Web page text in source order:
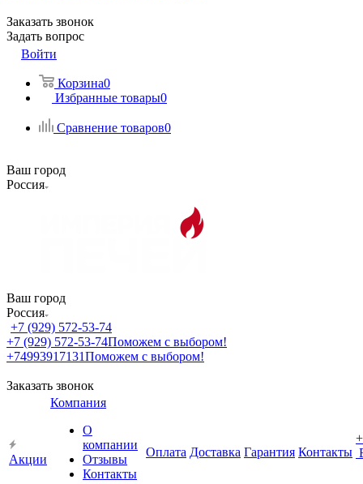
Заказать звонок
Задать вопрос
Войти
Корзина0
Избранные товары0
Сравнение товаров0
Ваш город
Россия
Ваш город
Россия
+7 (929) 572-53-74
+7 (929) 572-53-74Поможем с выбором!
+74993917131Поможем с выбором!
Заказать звонок
Акции
Компания
О
компании
Отзывы
Контакты
Оплата Доставка Гарантия Контакты
+